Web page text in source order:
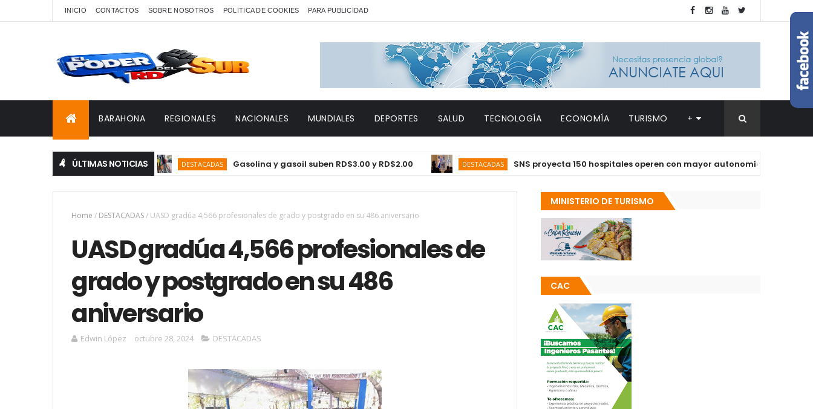
INICIO CONTACTOS SOBRE NOSOTROS POLITICA DE COOKIES PARA PUBLICIDAD
BARAHONA REGIONALES NACIONALES MUNDIALES DEPORTES SALUD TECNOLOGÍA ECONOMÍA TURISMO +
ÚLTIMAS NOTICIAS DESTACADAS Gasolina y gasoil suben RD$3.00 y RD$2.00 DESTACADAS SNS proyecta 150 hospitales operen con mayor autonomía en los próximos
Home / DESTACADAS/ UASD gradúa 4,566 profesionales de grado y postgrado en su 486 aniversario
UASD gradúa 4,566 profesionales de
grado y postgrado en su 486
aniversario
Edwin López octubre 28, 2024 DESTACADAS
MINISTERIO DE TURISMO
CAC